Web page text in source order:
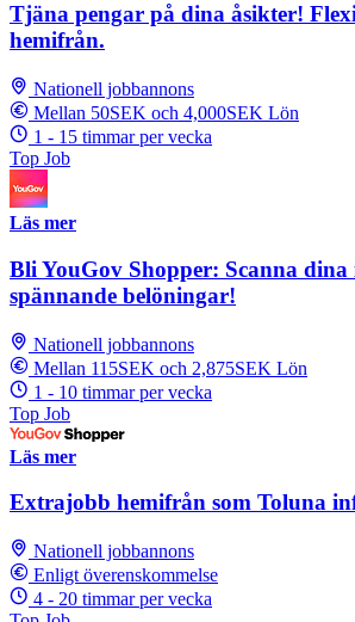
Tjäna pengar på dina åsikter!
hemifrån.
Nationell jobbannons
Mellan 50SEK och 4,000SEK Lön
1 - 15 timmar per vecka
Top Job
Läs mer
Bli YouGov Shopper: Scanna
spännande belöningar!
Nationell jobbannons
Mellan 115SEK och 2,875SEK Lön
1 - 10 timmar per vecka
Top Job
Läs mer
Extrajobb hemifrån som Toluna
Nationell jobbannons
Enligt överenskommelse
4 - 20 timmar per vecka